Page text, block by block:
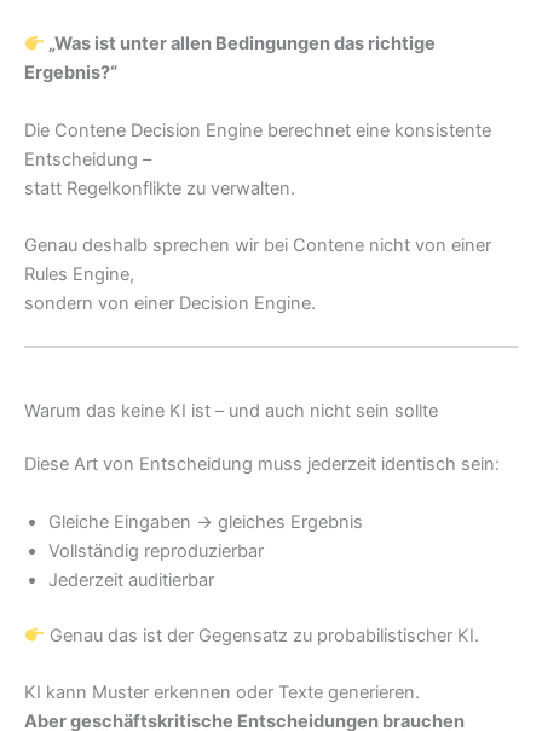
„Was ist unter allen Bedingungen das richtige
Ergebnis?“
Die Contene Decision Engine berechnet eine konsistente
Entscheidung –
statt Regelkonflikte zu verwalten.
Genau deshalb sprechen wir bei Contene nicht von einer
Rules Engine,
sondern von einer Decision Engine.
Warum das keine KI ist – und auch nicht sein sollte
Diese Art von Entscheidung muss jederzeit identisch sein:
Gleiche Eingaben → gleiches Ergebnis
Vollständig reproduzierbar
Jederzeit auditierbar
Genau das ist der Gegensatz zu probabilistischer KI.
KI kann Muster erkennen oder Texte generieren.
Aber geschäftskritische Entscheidungen brauchen